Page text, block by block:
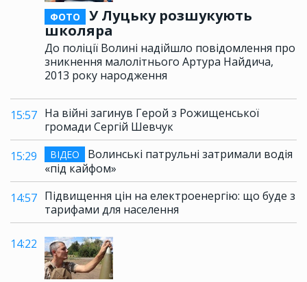
ФОТО
У Луцьку розшукують
школяра
До поліції Волині надійшло повідомлення про
зникнення малолітнього Артура Найдича,
2013 року народження
15:57 На війні загинув Герой з Рожищенської
громади Сергій Шевчук
15:29
ВІДЕО
Волинські патрульні затримали водія
«під кайфом»
14:57 Підвищення цін на електроенергію: що буде з
тарифами для населення
14:22